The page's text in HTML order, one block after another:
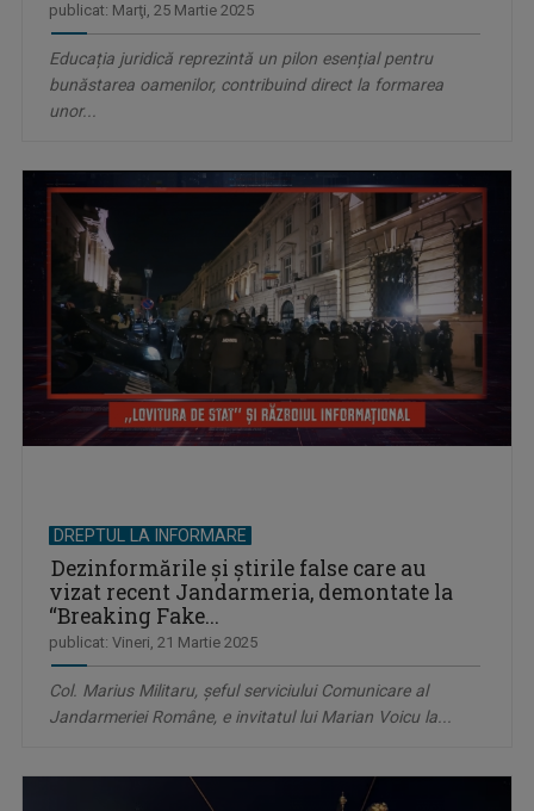
publicat: Marţi, 25 Martie 2025
Educația juridică reprezintă un pilon esențial pentru
bunăstarea oamenilor, contribuind direct la formarea
unor...
DREPTUL LA INFORMARE
Dezinformările și știrile false care au
vizat recent Jandarmeria, demontate la
“Breaking Fake...
publicat: Vineri, 21 Martie 2025
Col. Marius Militaru, șeful serviciului Comunicare al
Jandarmeriei Române, e invitatul lui Marian Voicu la...